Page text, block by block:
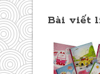
Bài viết